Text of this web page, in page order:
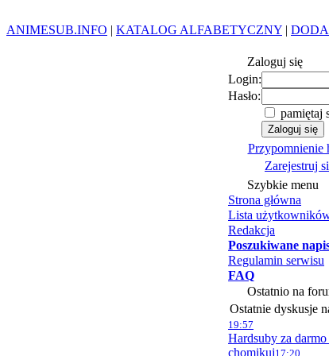
ANIMESUB.INFO | KATALOG ALFABETYCZNY |
Zaloguj się
Login:
Hasło:
pamiętaj
Przypomnienie
Zarejestruj
Szybkie menu
Strona główna
Lista
Redakcja
Poszukiwane
Regulamin serwisu
FAQ
Ostatnio na
Ostatnie dyskusje
19:57
Hardsuby za darmo
chomikuj17:20